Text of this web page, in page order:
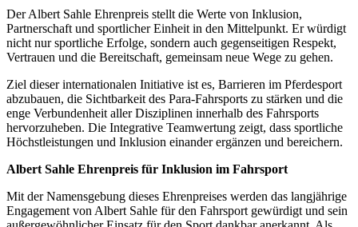
Der Albert Sahle Ehrenpreis stellt die Werte von Inklusion,
Partnerschaft und sportlicher Einheit in den Mittelpunkt. Er würdigt
nicht nur sportliche Erfolge, sondern auch gegenseitigen Respekt,
Vertrauen und die Bereitschaft, gemeinsam neue Wege zu gehen.
Ziel dieser internationalen Initiative ist es, Barrieren im Pferdesport
abzubauen, die Sichtbarkeit des Para-Fahrsports zu stärken und die
enge Verbundenheit aller Disziplinen innerhalb des Fahrsports
hervorzuheben. Die Integrative Teamwertung zeigt, dass sportliche
Höchstleistungen und Inklusion einander ergänzen und bereichern.
Albert Sahle Ehrenpreis für Inklusion im Fahrsport
Mit der Namensgebung dieses Ehrenpreises werden das langjährige
Engagement von Albert Sahle für den Fahrsport gewürdigt und sein